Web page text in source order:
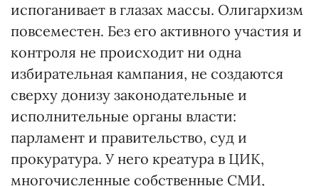
испоганивает в глазах массы. Олигархизм
повсеместен. Без его активного участия и
контроля не происходит ни одна
избирательная кампания, не создаются
сверху донизу законодательные и
исполнительные органы власти:
парламент и правительство, суд и
прокуратура. У него креатура в ЦИК,
многочисленные собственные СМИ,